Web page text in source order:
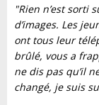
"Rien n’est sorti
d’images. Les
ont tous leur
brûlé, vous a
ne dis pas qu’il
changé, je suis